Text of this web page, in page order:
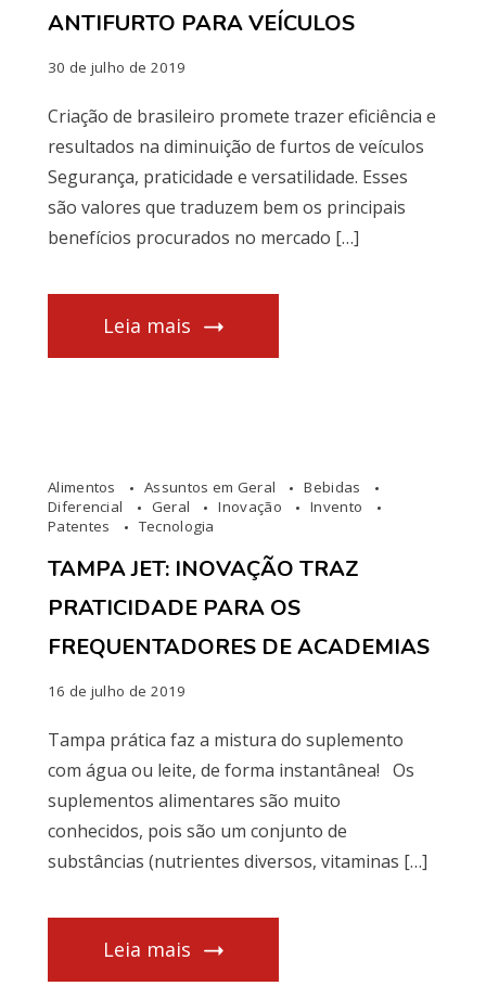
ANTIFURTO PARA VEÍCULOS
30 de julho de 2019
Criação de brasileiro promete trazer eficiência e
resultados na diminuição de furtos de veículos
Segurança, praticidade e versatilidade. Esses
são valores que traduzem bem os principais
benefícios procurados no mercado […]
Leia mais
Alimentos Assuntos em Geral
Bebidas
Diferencial
Geral Inovação
Invento
Patentes
Tecnologia
TAMPA JET: INOVAÇÃO TRAZ
PRATICIDADE PARA OS
FREQUENTADORES DE ACADEMIAS
16 de julho de 2019
Tampa prática faz a mistura do suplemento
com água ou leite, de forma instantânea! Os
suplementos alimentares são muito
conhecidos, pois são um conjunto de
substâncias (nutrientes diversos, vitaminas […]
Leia mais